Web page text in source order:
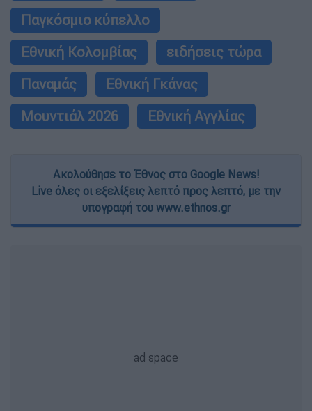
Παγκόσμιο κύπελλο
Εθνική Κολομβίας
ειδήσεις τώρα
Παναμάς
Εθνική Γκάνας
Μουντιάλ 2026
Εθνική Αγγλίας
Ακολούθησε το Έθνος στο Google News!
Live όλες οι εξελίξεις λεπτό προς λεπτό, με την
υπογραφή του www.ethnos.gr